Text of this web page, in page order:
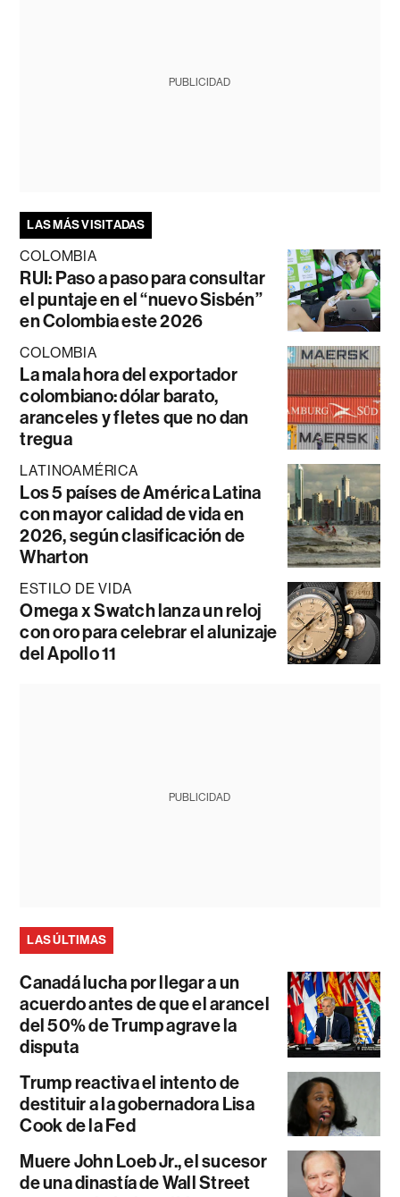
PUBLICIDAD
LAS MÁS VISITADAS
COLOMBIA
RUI: Paso a paso para consultar
el puntaje en el “nuevo Sisbén”
en Colombia este 2026
COLOMBIA
La mala hora del exportador
colombiano: dólar barato,
aranceles y fletes que no dan
tregua
LATINOAMÉRICA
Los 5 países de América Latina
con mayor calidad de vida en
2026, según clasificación de
Wharton
ESTILO DE VIDA
Omega x Swatch lanza un reloj
con oro para celebrar el alunizaje
del Apollo 11
PUBLICIDAD
LAS ÚLTIMAS
Canadá lucha por llegar a un
acuerdo antes de que el arancel
del 50% de Trump agrave la
disputa
Trump reactiva el intento de
destituir a la gobernadora Lisa
Cook de la Fed
Muere John Loeb Jr., el sucesor
de una dinastía de Wall Street